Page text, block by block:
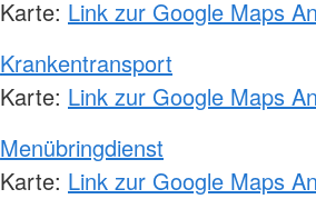
Karte: Link zur Google Maps
Krankentransport
Karte: Link zur Google Maps
Menübringdienst
Karte: Link zur Google Maps